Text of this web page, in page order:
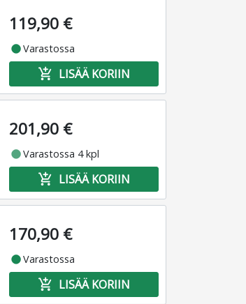
119,90 €
fiber_manual_recordVarastossa
add_shopping_cart LISÄÄ KORIIN
201,90 €
fiber_manual_recordVarastossa 4 kpl
add_shopping_cart LISÄÄ KORIIN
170,90 €
fiber_manual_recordVarastossa
add_shopping_cart LISÄÄ KORIIN